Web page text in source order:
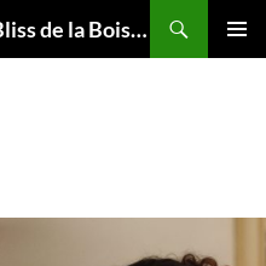
BLISS CORNER – François Bliss de la Boissière is here